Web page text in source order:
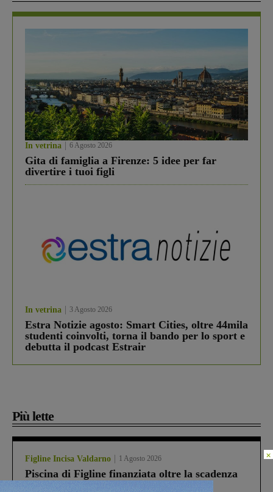
In vetrina 6 Agosto 2026
Gita di famiglia a Firenze: 5 idee per far
divertire i tuoi figli
In vetrina 3 Agosto 2026
Estra Notizie agosto: Smart Cities, oltre 44mila
studenti coinvolti, torna il bando per lo sport e
debutta il podcast Estrair
Più lette
Figline Incisa Valdarno 1 Agosto 2026
Piscina di Figline finanziata oltre la scadenza
×